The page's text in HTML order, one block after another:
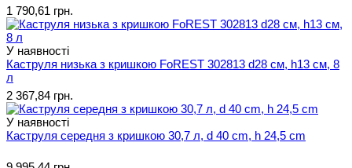
1 790,61 грн.
У наявності
Каструля низька з кришкою FoREST 302813 d28 см, h13 см, 8
л
2 367,84 грн.
У наявності
Каструля середня з кришкою 30,7 л, d 40 cm, h 24,5 cm